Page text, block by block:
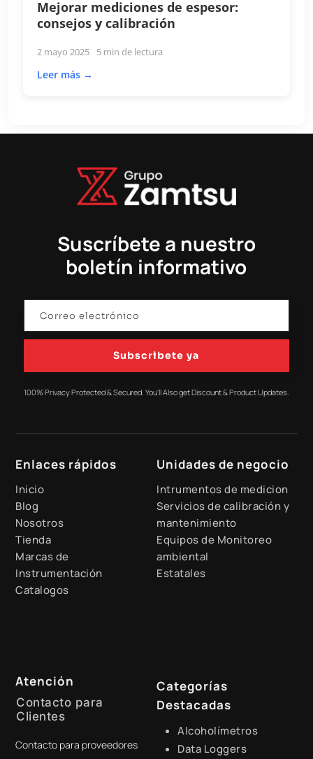
Mejorar mediciones de espesor:
consejos y calibración
2 mayo 2025 5 min de lectura
Leer más →
Suscríbete a nuestro
boletín informativo
Subscribete ya
100% Privacy Protected & Secured. You'll Also get Discount & Product Updates.
Enlaces rápidos
Inicio
Blog
Nosotros
Tienda
Marcas de
Instrumentación
Catalogos
Unidades de negocio
Intrumentos de medicion
Servicios de calibración y
mantenimiento
Equipos de Monitoreo
ambiental
Estatales
Atención
Contacto para
Clientes
+51 941 525 454
Contacto para proveedores
Categorías
Destacadas
Alcoholímetros
Data Loggers